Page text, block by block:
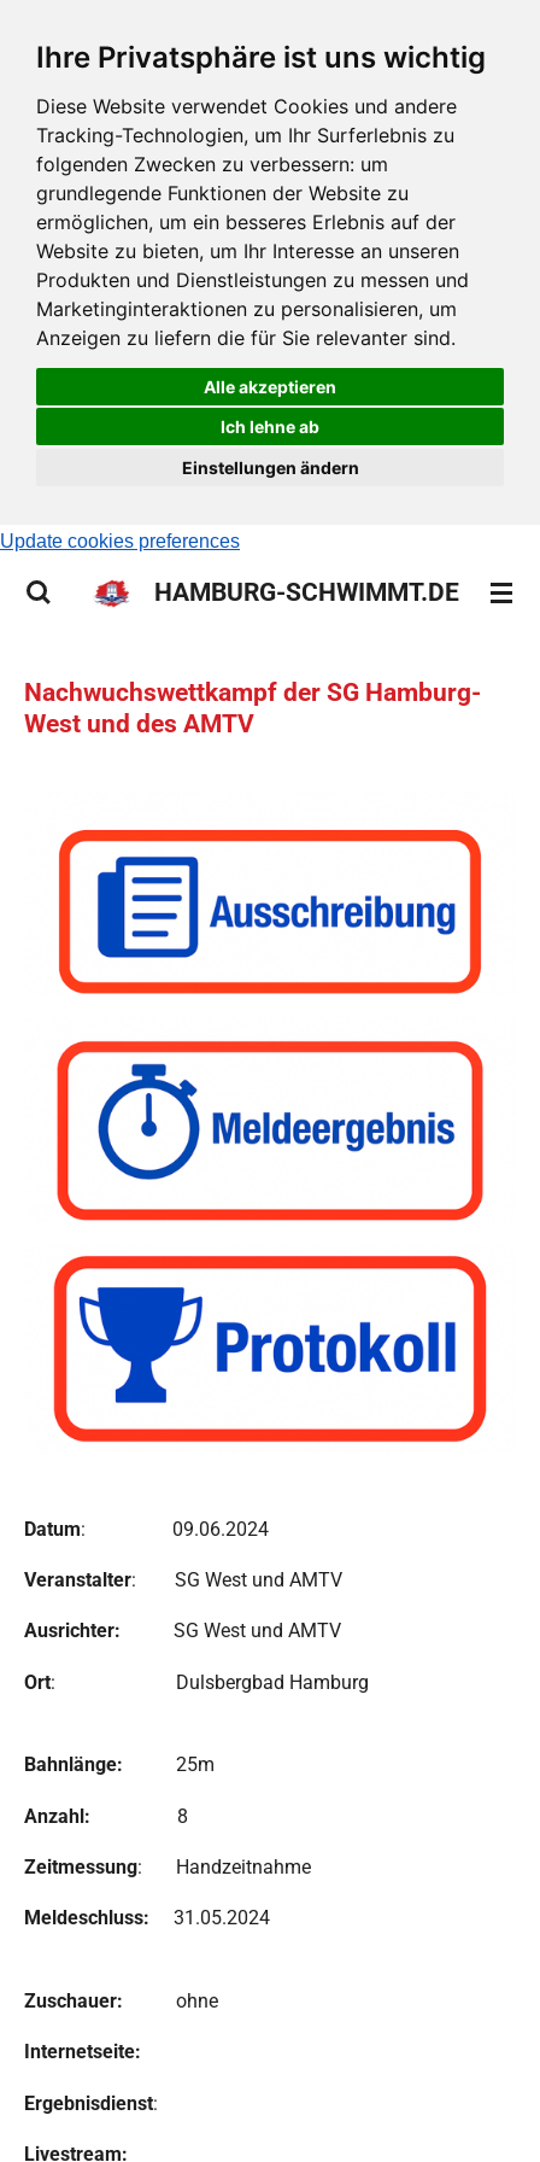
Ihre Privatsphäre ist uns wichtig
Diese Website verwendet Cookies und andere
Tracking-Technologien, um Ihr Surferlebnis zu
folgenden Zwecken zu verbessern: um
grundlegende Funktionen der Website zu
ermöglichen, um ein besseres Erlebnis auf der
Website zu bieten, um Ihr Interesse an unseren
Produkten und Dienstleistungen zu messen und
Marketinginteraktionen zu personalisieren, um
Anzeigen zu liefern die für Sie relevanter sind.
Alle akzeptieren
Ich lehne ab
Einstellungen ändern
Update cookies preferences
Hauptinhalt
HAMBURG-SCHWIMMT.DE
Nachwuchswettkampf der SG Hamburg-
West und des AMTV
Datum: 09.06.2024
Veranstalter: SG West und AMTV
Ausrichter: SG West und AMTV
Ort: Dulsbergbad Hamburg
Bahnlänge: 25m
Anzahl: 8
Zeitmessung: Handzeitnahme
Meldeschluss: 31.05.2024
Zuschauer: ohne
Internetseite:
Ergebnisdienst:
Livestream: